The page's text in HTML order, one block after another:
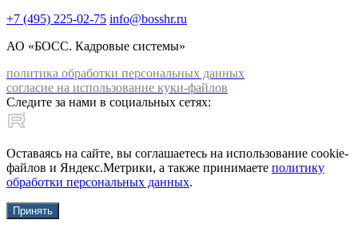
+7 (495) 225-02-75 info@bosshr.ru
АО «БОСС. Кадровые системы»
политика обработки персональных данных
согласие на использование куки-файлов
Следите за нами в социальных сетях:
Оставаясь на сайте, вы соглашаетесь на использование cookie-
файлов и Яндекс.Метрики, а также принимаете политику
обработки персональных данных.
Принять